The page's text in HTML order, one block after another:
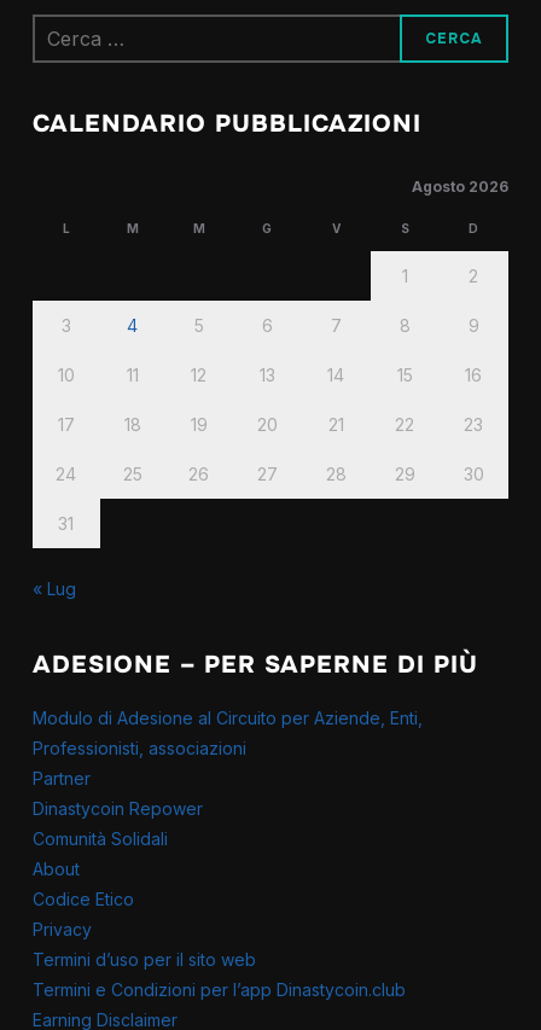
Ricerca
per:
CALENDARIO PUBBLICAZIONI
Agosto 2026
L M M G V S D
1 2
3 4 5 6 7 8 9
10 11 12 13 14 15 16
17 18 19 20 21 22 23
24 25 26 27 28 29 30
31
« Lug
ADESIONE – PER SAPERNE DI PIÙ
Modulo di Adesione al Circuito per Aziende, Enti,
Professionisti, associazioni
Partner
Dinastycoin Repower
Comunità Solidali
About
Codice Etico
Privacy
Termini d’uso per il sito web
Termini e Condizioni per l’app Dinastycoin.club
Earning Disclaimer